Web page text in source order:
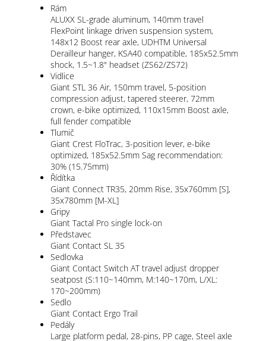
Rám
ALUXX SL-grade aluminum, 140mm travel
FlexPoint linkage driven suspension system,
148x12 Boost rear axle, UDHTM Universal
Derailleur hanger, KSA40 compatible, 185x52.5mm
shock, 1.5~1.8" headset (ZS62/ZS72)
Vidlice
Giant STL 36 Air, 150mm travel, 5-position
compression adjust, tapered steerer, 72mm
crown, e-bike optimized, 110x15mm Boost axle,
full fender compatible
Tlumič
Giant Crest FloTrac, 3-position lever, e-bike
optimized, 185x52.5mm Sag recommendation:
30% (15.75mm)
Řídítka
Giant Connect TR35, 20mm Rise, 35x760mm [S],
35x780mm [M-XL]
Gripy
Giant Tactal Pro single lock-on
Představec
Giant Contact SL 35
Sedlovka
Giant Contact Switch AT travel adjust dropper
seatpost (S:110~140mm, M:140~170m, L/XL:
170~200mm)
Sedlo
Giant Contact Ergo Trail
Pedály
Large platform pedal, 28-pins, PP cage, Steel axle